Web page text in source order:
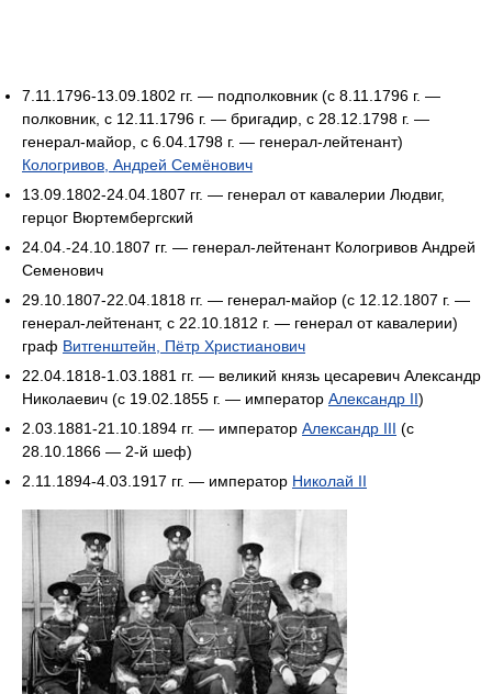
7.11.1796-13.09.1802 гг. — подполковник (с 8.11.1796 г. —
полковник, с 12.11.1796 г. — бригадир, с 28.12.1798 г. —
генерал-майор, с 6.04.1798 г. — генерал-лейтенант)
Кологривов, Андрей Семёнович
13.09.1802-24.04.1807 гг. — генерал от кавалерии Людвиг,
герцог Вюртембергский
24.04.-24.10.1807 гг. — генерал-лейтенант Кологривов Андрей
Семенович
29.10.1807-22.04.1818 гг. — генерал-майор (с 12.12.1807 г. —
генерал-лейтенант, с 22.10.1812 г. — генерал от кавалерии)
граф Витгенштейн, Пётр Христианович
22.04.1818-1.03.1881 гг. — великий князь цесаревич Александр
Николаевич (с 19.02.1855 г. — император Александр II)
2.03.1881-21.10.1894 гг. — император Александр III (с
28.10.1866 — 2-й шеф)
2.11.1894-4.03.1917 гг. — император Николай II